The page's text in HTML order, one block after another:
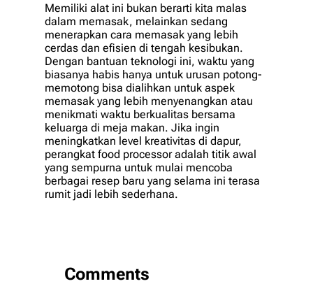
Memiliki alat ini bukan berarti kita malas
dalam memasak, melainkan sedang
menerapkan cara memasak yang lebih
cerdas dan efisien di tengah kesibukan.
Dengan bantuan teknologi ini, waktu yang
biasanya habis hanya untuk urusan potong-
memotong bisa dialihkan untuk aspek
memasak yang lebih menyenangkan atau
menikmati waktu berkualitas bersama
keluarga di meja makan. Jika ingin
meningkatkan level kreativitas di dapur,
perangkat food processoradalah titik awal
yang sempurna untuk mulai mencoba
berbagai resep baru yang selama ini terasa
rumit jadi lebih sederhana.
Comments